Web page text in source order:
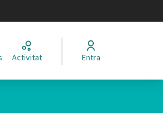
Activitat Entra